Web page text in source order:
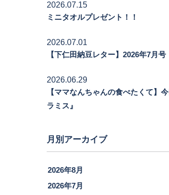
ミニタオルプレゼント！！
2026.07.15
【下仁田納豆レター】2026年7月号
2026.07.01
【ママなんちゃんの食べたくて】
ラミス』
2026.06.29
月別アーカイブ
2026年8月
2026年7月